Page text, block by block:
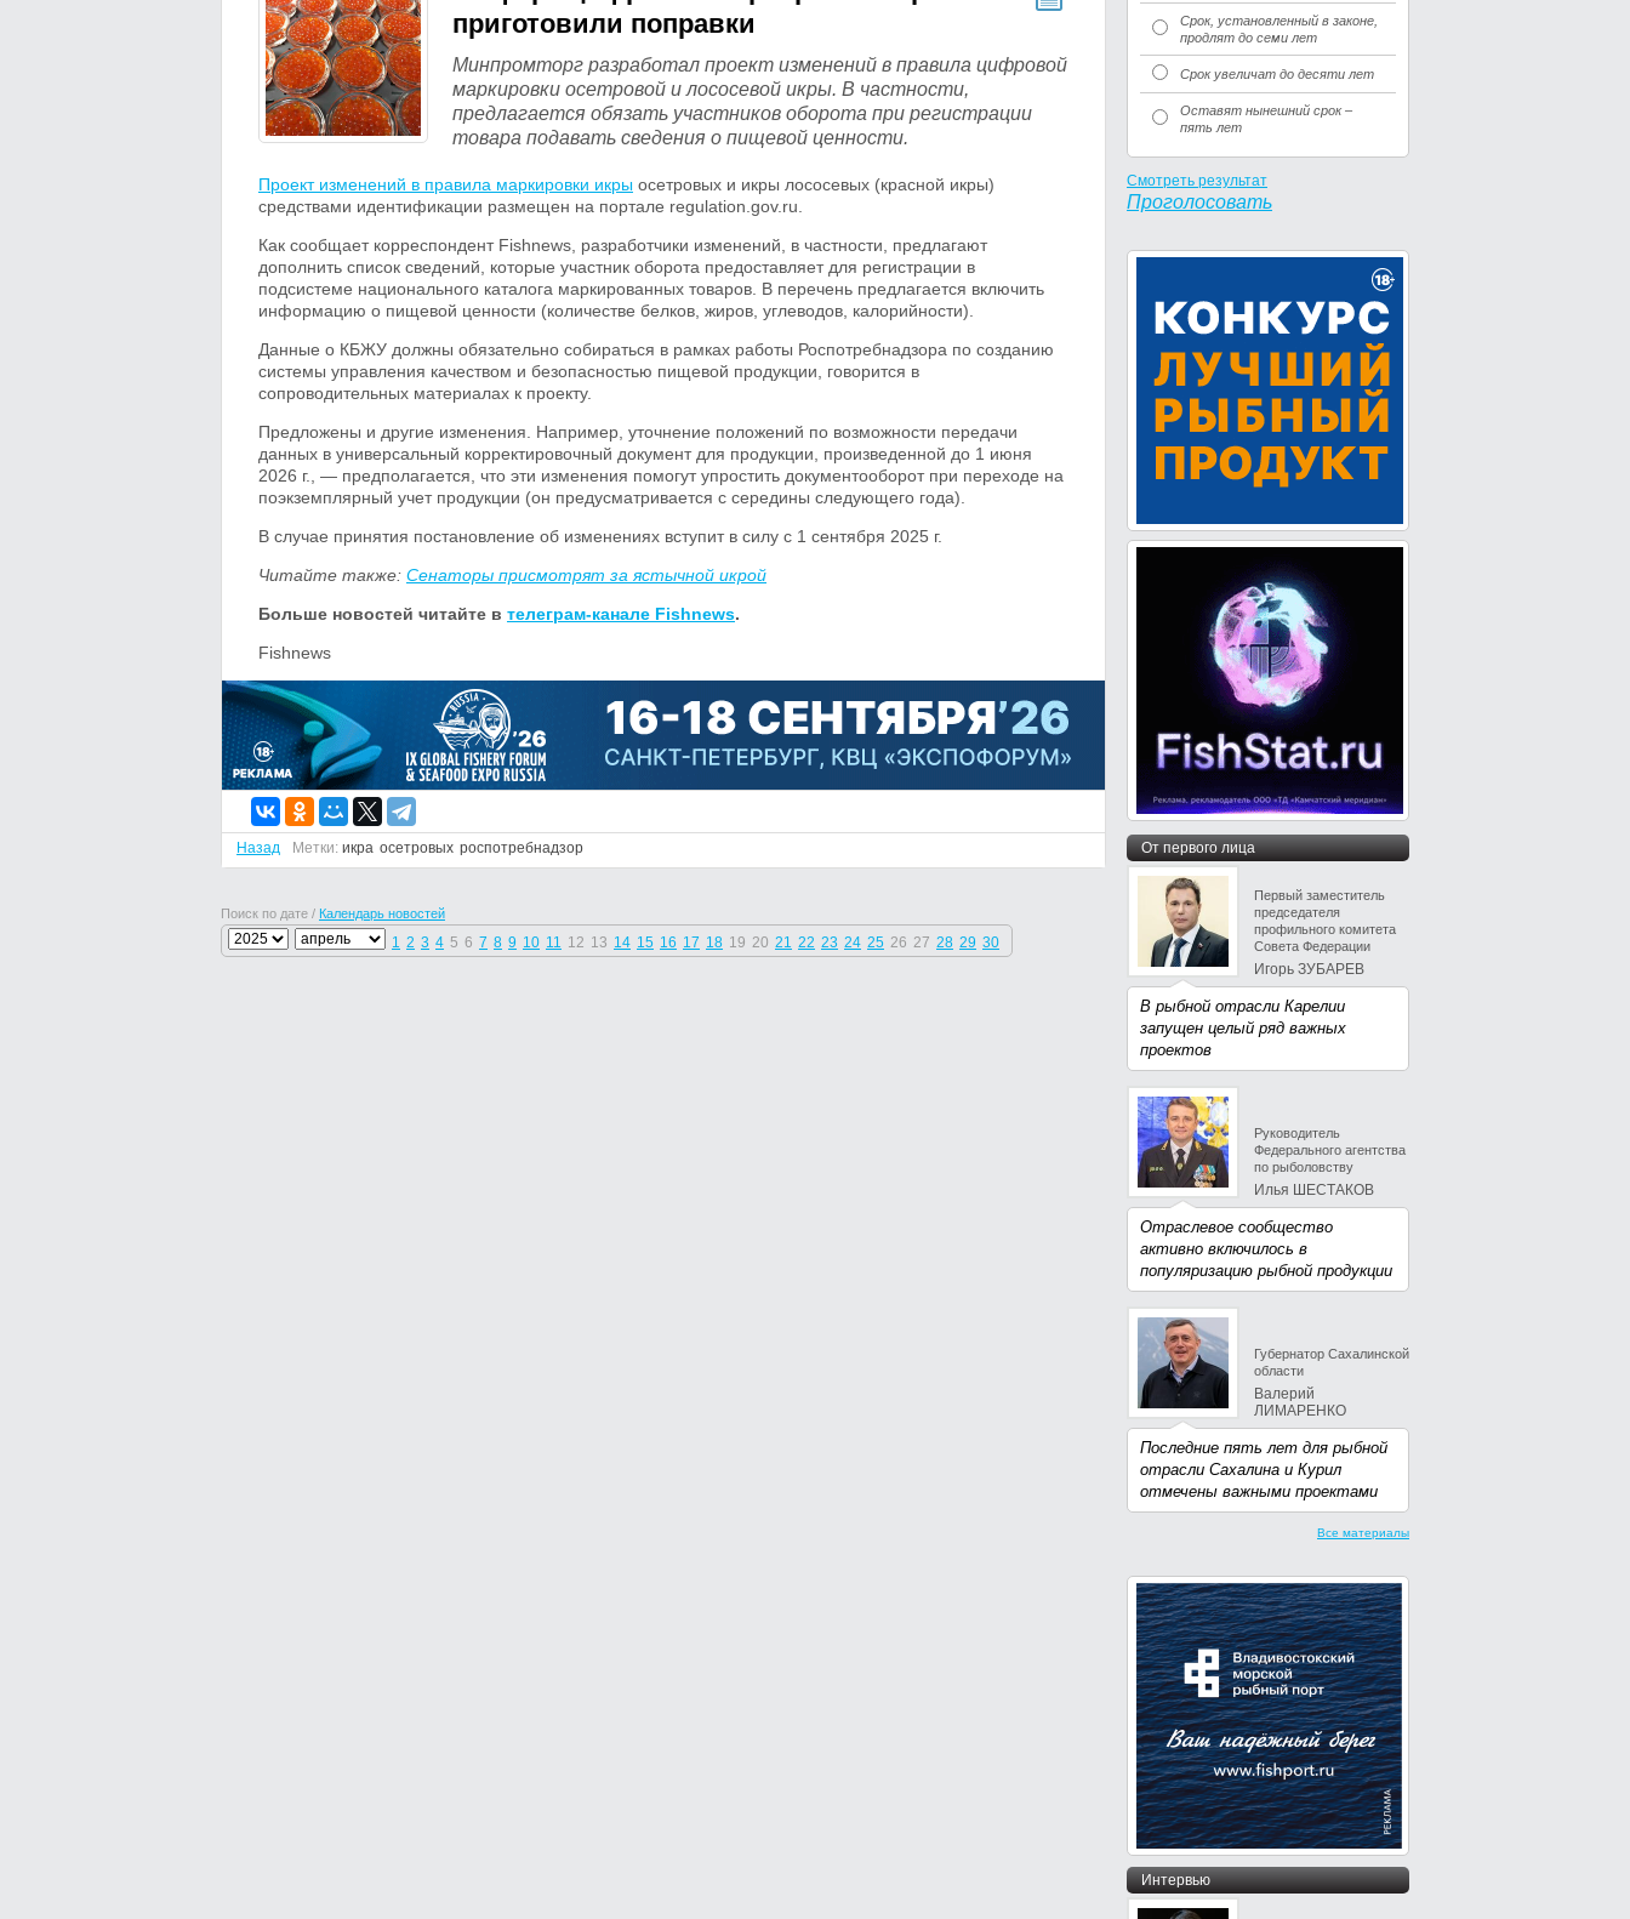
приготовили поправки
Минпромторг разработал проект изменений в правила цифровой
маркировки осетровой и лососевой икры. В частности,
предлагается обязать участников оборота при регистрации
товара подавать сведения о пищевой ценности.
Проект изменений в правила маркировки икры осетровых и икры лососевых (красной икры)
средствами идентификации размещен на портале regulation.gov.ru.
Как сообщает корреспондент Fishnews, разработчики изменений, в частности, предлагают
дополнить список сведений, которые участник оборота предоставляет для регистрации в
подсистеме национального каталога маркированных товаров. В перечень предлагается включить
информацию о пищевой ценности (количестве белков, жиров, углеводов, калорийности).
Данные о КБЖУ должны обязательно собираться в рамках работы Роспотребнадзора по созданию
системы управления качеством и безопасностью пищевой продукции, говорится в
сопроводительных материалах к проекту.
Предложены и другие изменения. Например, уточнение положений по возможности передачи
данных в универсальный корректировочный документ для продукции, произведенной до 1 июня
2026 г., — предполагается, что эти изменения помогут упростить документооборот при переходе на
поэкземплярный учет продукции (он предусматривается с середины следующего года).
В случае принятия постановление об изменениях вступит в силу с 1 сентября 2025 г.
Читайте также: Сенаторы присмотрят за ястычной икрой
Больше новостей читайте в телеграм-канале Fishnews.
Fishnews
Назад Метки: икра осетровых роспотребнадзор
Поиск по дате / Календарь новостей
1 2 3 4 5 6 7 8 9 10 11 12 13 14 15 16 17 18 19 20 21 22 23 24 25 26 27 28 29 30
Срок, установленный в законе,
продлят до семи лет
Срок увеличат до десяти лет
Оставят нынешний срок –
пять лет
Смотреть результат
Проголосовать
От первого лица
Первый заместитель
председателя
профильного комитета
Совета Федерации
Игорь ЗУБАРЕВ
В рыбной отрасли Карелии
запущен целый ряд важных
проектов
Руководитель
Федерального агентства
по рыболовству
Илья ШЕСТАКОВ
Отраслевое сообщество
активно включилось в
популяризацию рыбной продукции
Губернатор Сахалинской
области
Валерий
ЛИМАРЕНКО
Последние пять лет для рыбной
отрасли Сахалина и Курил
отмечены важными проектами
Все материалы
Интервью